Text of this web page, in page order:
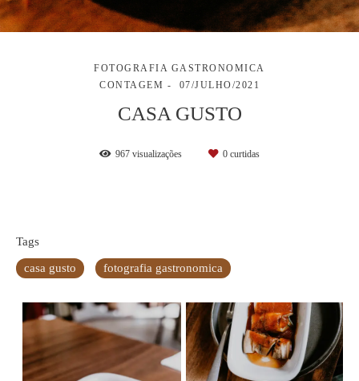
FOTOGRAFIA GASTRONOMICA
CONTAGEM
07/JULHO/2021
CASA GUSTO
967 visualizações 0 curtidas
Tags
casa gusto fotografia gastronomica